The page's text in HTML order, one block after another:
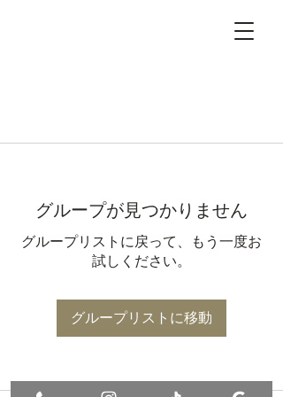
グループが見つかりません
グループリストに戻って、もう一度お
試しください。
グループリストに移動